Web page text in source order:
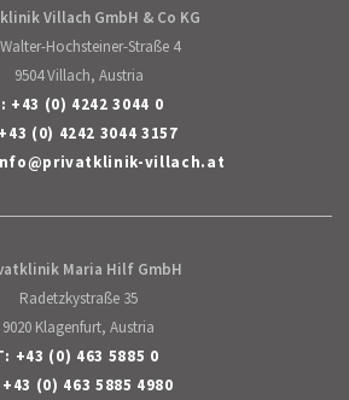
Villach GmbH & Co KG
Hochsteiner-Straße 4
9504 Villach, Austria
+43 (0) 4242 3044 0
(0) 4242 3044 3157
@privatklinik-villach.at
Maria Hilf GmbH
Radetzkystraße 35
9020 Klagenfurt, Austria
+43 (0) 463 5885 0
+43 (0) 463 5885 4980